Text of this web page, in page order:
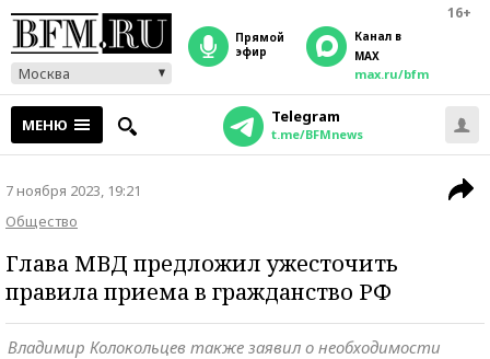
16+
Москва
прямой
эфир
Канал в
MAX
max.ru/bfm
МЕНЮ Telegram
t.me/BFMnews
7 ноября 2023, 19:21
Общество
Глава МВД предложил ужесточить
правила приема в гражданство РФ
Владимир Колокольцев также заявил о необходимости